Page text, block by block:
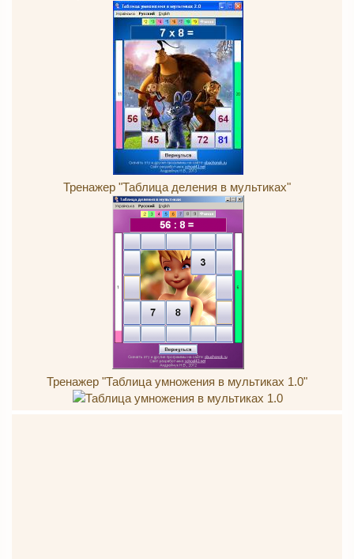
Тренажер "Таблица деления в мультиках"
Тренажер "Таблица умножения в мультиках 1.0"